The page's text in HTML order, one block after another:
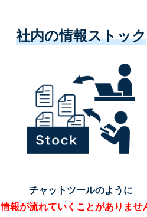
社内の情報ストック
チャットツールのように
情報が流れていくことがありませ